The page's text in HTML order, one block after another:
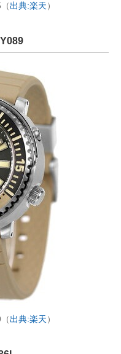
出典:楽天）
出典:楽天）